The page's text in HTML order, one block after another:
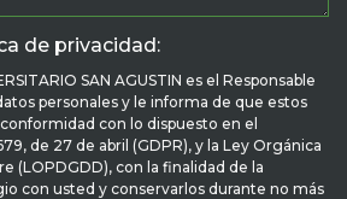
de privacidad:
SAN AGUSTIN es el Responsable
personales y le informa de que estos
con lo dispuesto en el
de 27 de abril (GDPR), y la Ley Orgánica
(LOPDGDD), con la finalidad de la
con usted y conservarlos durante no más